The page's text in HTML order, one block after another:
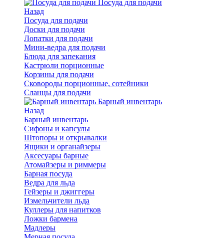
Посуда для подачи
Назад
Посуда для подачи
Доски для подачи
Лопатки для подачи
Мини-ведра для подачи
Блюда для запекания
Кастрюли порционные
Корзины для подачи
Сковороды порционные, сотейники
Сланцы для подачи
Барный инвентарь
Назад
Барный инвентарь
Сифоны и капсулы
Штопоры и открывалки
Ящики и органайзеры
Аксесуары барные
Атомайзеры и риммеры
Барная посуда
Ведра для льда
Гейзеры и джиггеры
Измельчители льда
Куллеры для напитков
Ложки бармена
Мадлеры